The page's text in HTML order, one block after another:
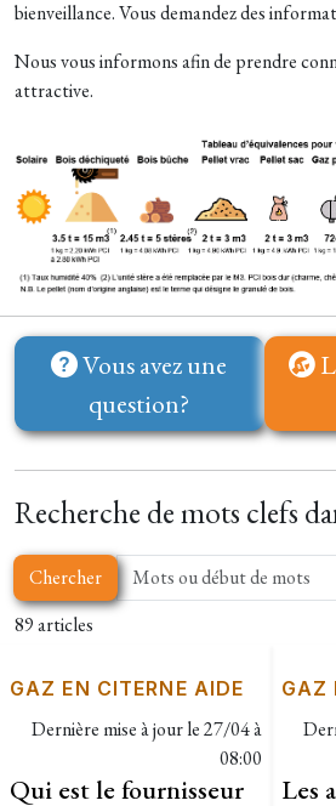
bienveillance. Vous demandez des
Nous vous informons afin de prendre
attractive.
Vous avez une
question?
Recherche de mots clefs
Chercher
89 articles
GAZ EN CITERNE AIDE
Dernière mise à jour le27/04 à
08:00
Qui est le fournisseur
GAZ
Les